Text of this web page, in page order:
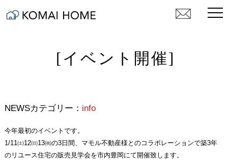
[イベント開催]
NEWSカテゴリー： info
今年最初のイベントです。
1/11㈯12㈰13㈷の3日間、マモル不動産様とのコラボレーションで築3年
のリユース住宅の販売見学会を市内豊岡にて開催致します。